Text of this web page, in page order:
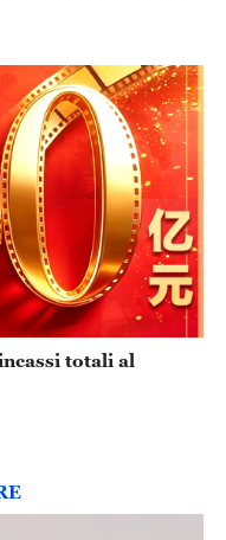
totali al